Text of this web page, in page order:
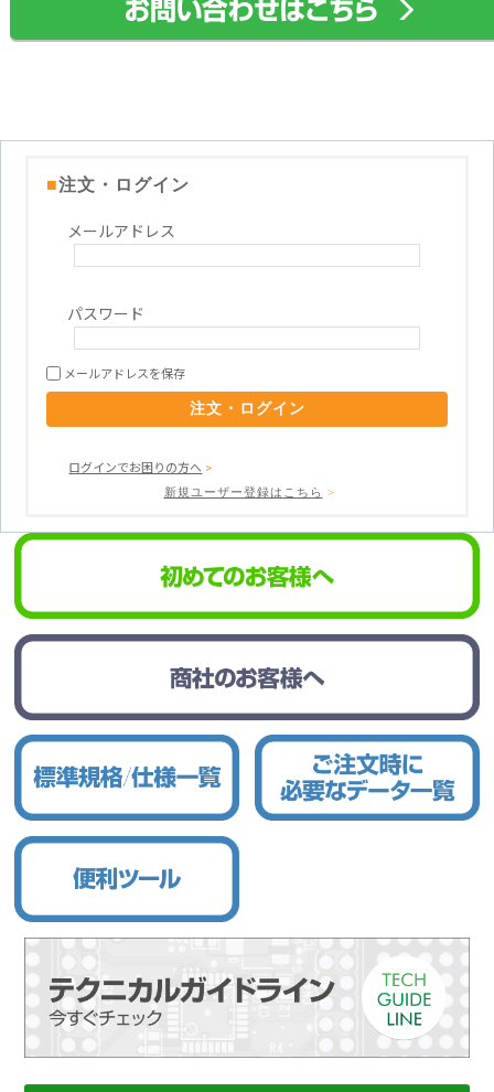
■注文・ログイン
メールアドレス
パスワード
メールアドレスを保存
ログインでお困りの方へ >
新規ユーザー登録はこちら >